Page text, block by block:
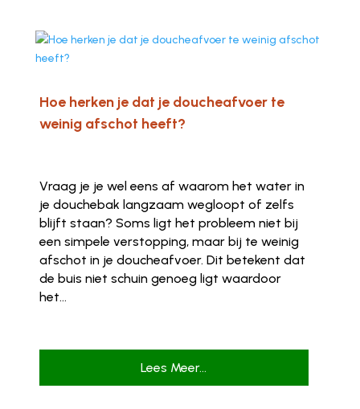
Hoe herken je dat je doucheafvoer te
weinig afschot heeft?
Vraag je je wel eens af waarom het water in
je douchebak langzaam wegloopt of zelfs
blijft staan? Soms ligt het probleem niet bij
een simpele verstopping, maar bij te weinig
afschot in je doucheafvoer. Dit betekent dat
de buis niet schuin genoeg ligt waardoor
het...
Lees Meer...